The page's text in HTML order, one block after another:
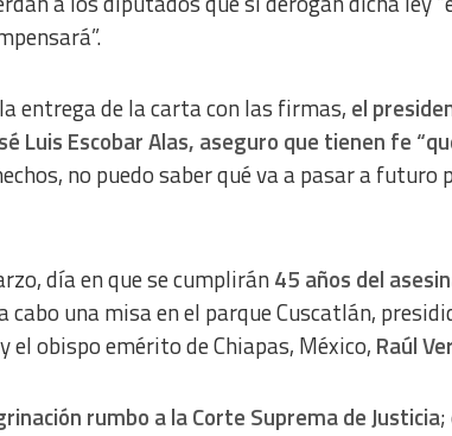
entrega de la carta con las firmas, el
Luis Escobar Alas, aseguro que tienen fe
no puedo saber qué va a pasar a futuro
día en que se cumplirán45 años del
cabo una misa en el parque Cuscatlán,
el obispo emérito de Chiapas, México, Raúl
rumbo a la Corte Suprema de Justicia;